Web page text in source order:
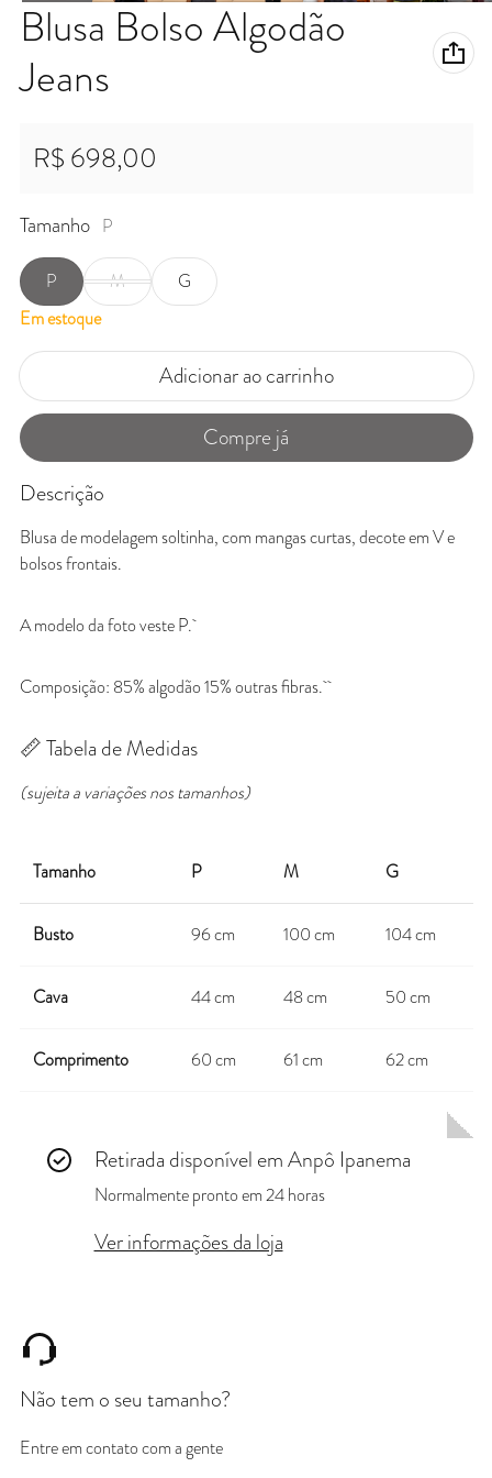
Blusa Bolso Algodão
Jeans
Preço normal
R$ 698,00
Tamanho P
P M
G
Em estoque
Adicionar ao carrinho
Compre já
Descrição
Blusa de modelagem soltinha, com mangas curtas, decote em V e
bolsos frontais.
A modelo da foto veste P.
Composição: 85% algodão 15% outras fibras.
📏 Tabela de Medidas
(sujeita a variações nos tamanhos)
Tamanho P M G
Busto 96 cm 100 cm 104 cm
Cava 44 cm 48 cm 50 cm
Comprimento 60 cm 61 cm 62 cm
Retirada disponível emAnpô Ipanema
Normalmente pronto em 24 horas
Ver informações da loja
Não tem o seu tamanho?
Entre em contato com a gente